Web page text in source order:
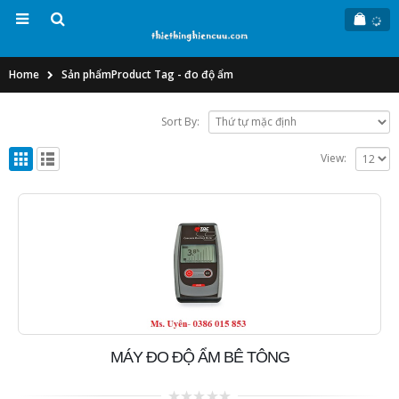
Home Sản phẩmProduct Tag - đo độ ẩm
Sort By:
View:
MÁY ĐO ĐỘ ẨM BÊ TÔNG